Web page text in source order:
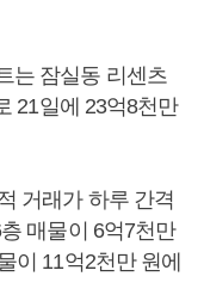
는 잠실동 리센츠
21일에 23억8천만
거래가 하루 간격
매물이 6억7천만
이 11억2천만 원에